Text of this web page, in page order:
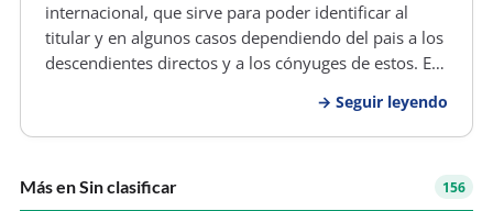
internacional, que sirve para poder identificar al
titular y en algunos casos dependiendo del pais a los
descendientes directos y a los cónyuges de estos. El
país, que es utilizado para acreditar el permiso o
autorizaci…
Seguir leyendo
Más en Sin clasificar 156